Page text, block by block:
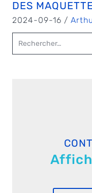
DES
2024-09-16 /